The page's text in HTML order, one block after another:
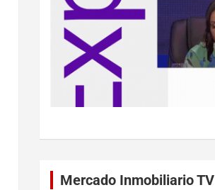
Mercado Inmobiliario TV